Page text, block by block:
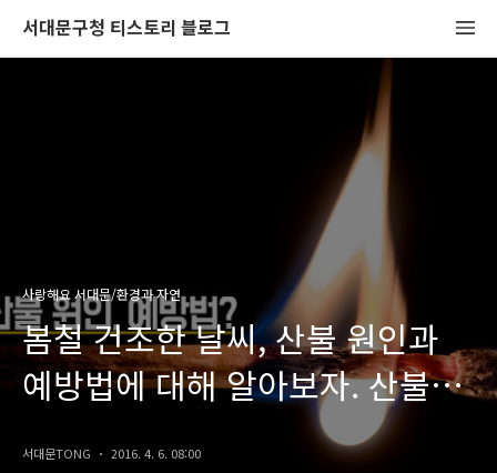
서대문구청 티스토리 블로그
사랑해요 서대문/환경과 자연
봄철 건조한 날씨, 산불 원인과
예방법에 대해 알아보자. 산불
서대문TONG 2016. 4. 6. 08:00